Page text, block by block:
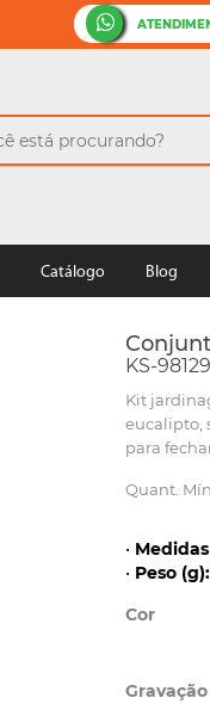
Catálogo Blog
KS-98129
Kit
eucalipto,
para
Quant.
•
• Peso (g):
Cor
Gravação